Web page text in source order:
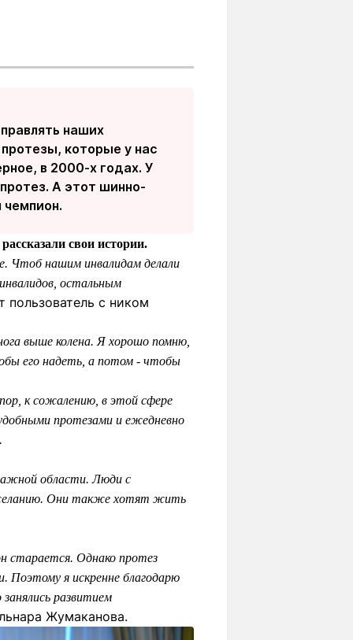
наших
которые у нас
в 2000-х годах. У
А этот шинно-
свои истории.
Чтоб нашим инвалидам делали
остальным
пользователь с ником
выше колена. Я хорошо помню,
его надеть, а потом - чтобы
к сожалению, в этой сфере
протезами и ежедневно
области. Люди с
желанию. Они также хотят жить
старается. Однако протез
Поэтому я искренне благодарю
развитием
Жумаканова.